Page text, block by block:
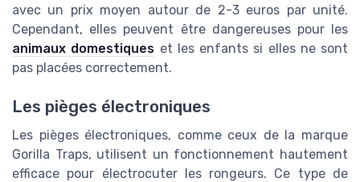
avec un prix moyen autour de 2-3 euros par unité.
Cependant, elles peuvent être dangereuses pour les
animaux domestiques et les enfants si elles ne sont
pas placées correctement.
Les pièges électroniques
Les pièges électroniques, comme ceux de la marque
Gorilla Traps, utilisent un fonctionnement hautement
efficace pour électrocuter les rongeurs. Ce type de